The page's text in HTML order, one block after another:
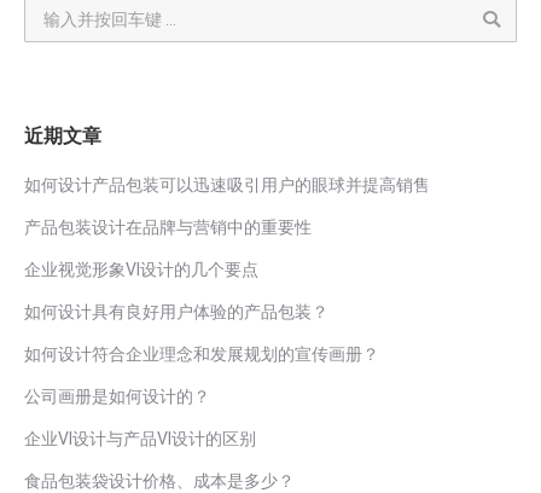
Search:
近期文章
如何设计产品包装可以迅速吸引用户的眼球并提高销售
产品包装设计在品牌与营销中的重要性
企业视觉形象VI设计的几个要点
如何设计具有良好用户体验的产品包装？
如何设计符合企业理念和发展规划的宣传画册？
公司画册是如何设计的？
企业VI设计与产品VI设计的区别
食品包装袋设计价格、成本是多少？